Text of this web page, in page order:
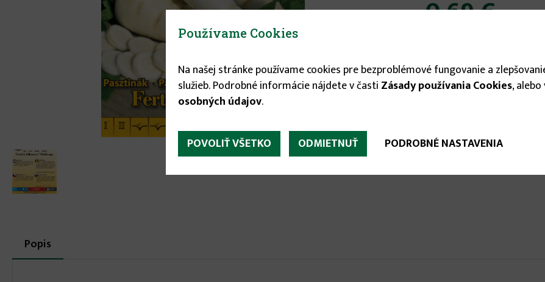
0.69 €
Odporúčané
More
infos
Popis
karta)
Používame Cookies
Na našej stránke používame cookies pre bezproblémové fungovanie a
služieb. Podrobné informácie nájdete v časti Zásady používania Cookies,
osobných údajov.
POVOLIŤ VŠETKO ODMIETNUŤ PODROBNÉ NASTAVENIA